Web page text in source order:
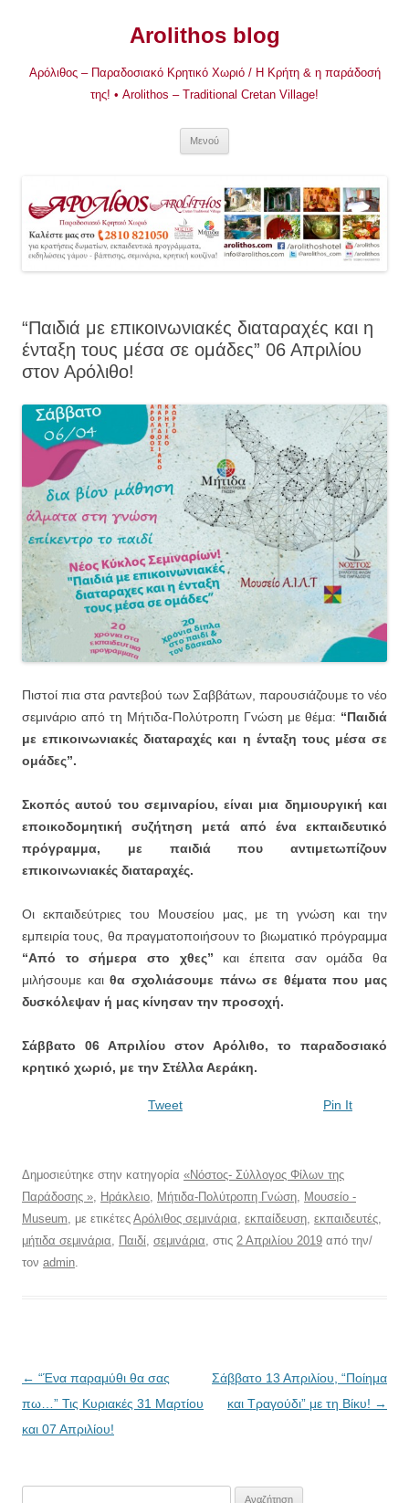
Arolithos blog
Αρόλιθος – Παραδοσιακό Κρητικό Χωριό / Η Κρήτη & η παράδοσή
της! • Arolithos – Traditional Cretan Village!
Μενού
“Παιδιά με επικοινωνιακές διαταραχές και η
ένταξη τους μέσα σε ομάδες” 06 Απριλίου
στον Αρόλιθο!
Πιστοί πια στα ραντεβού των Σαββάτων, παρουσιάζουμε το νέο
σεμινάριο από τη Μήτιδα-Πολύτροπη Γνώση με θέμα: “Παιδιά
με επικοινωνιακές διαταραχές και η ένταξη τους μέσα σε
ομάδες”.
Σκοπός αυτού του σεμιναρίου, είναι μια δημιουργική και
εποικοδομητική συζήτηση μετά από ένα εκπαιδευτικό
πρόγραμμα, με παιδιά που αντιμετωπίζουν
επικοινωνιακές διαταραχές.
Οι εκπαιδεύτριες του Μουσείου μας, με τη γνώση και την
εμπειρία τους, θα πραγματοποιήσουν το βιωματικό πρόγραμμα
“Από το σήμερα στο χθες” και έπειτα σαν ομάδα θα
μιλήσουμε καιθα σχολιάσουμε πάνω σε θέματα που μας
δυσκόλεψαν ή μας κίνησαν την προσοχή.
Σάββατο 06 Απριλίου στον Αρόλιθο, το παραδοσιακό
κρητικό χωριό, με την Στέλλα Αεράκη.
Tweet Pin It
Δημοσιεύτηκε στην κατηγορία «Νόστος- Σύλλογος Φίλων της
Παράδοσης »
Ηράκλειο Μήτιδα-Πολύτροπη Γνώση
Μουσείο -
Museum , με ετικέτες Αρόλιθος σεμινάρια εκπαίδευση εκπαιδευτές
μήτιδα σεμινάρια
Παιδί σεμινάρια , στις 2 Απριλίου 2019 από την/
τον admin
Πλοήγηση
άρθρων
← “Ένα παραμύθι θα σας
πω…” Τις Κυριακές 31 Μαρτίου
και 07 Απριλίου!
Σάββατο 13 Απριλίου, “Ποίημα
και Τραγούδι” με τη Βίκυ! →